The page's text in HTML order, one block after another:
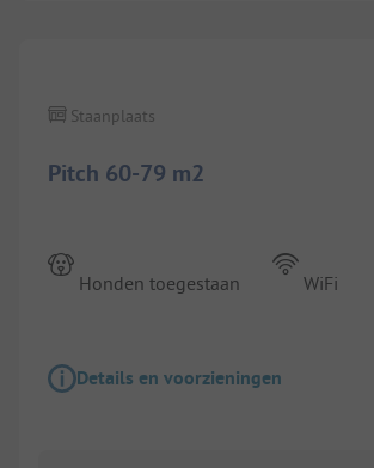
Pitch 60-79 m2
Staanplaats
Honden toegestaan WiFi
Details en voorzieningen